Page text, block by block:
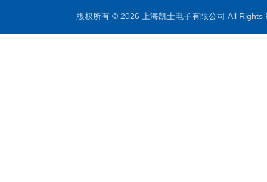
版权所有 © 2026 上海凯士电子有限公司 All